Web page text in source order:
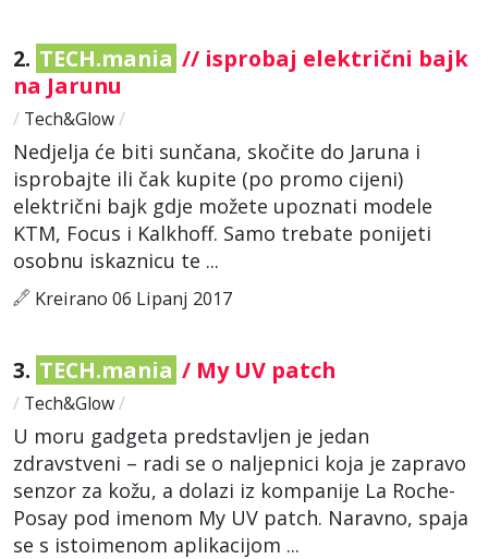
2. TECH.mania // isprobaj električni bajk
na Jarunu
/ Tech&Glow/
Nedjelja će biti sunčana, skočite do Jaruna i
isprobajte ili čak kupite (po promo cijeni)
električni bajk gdje možete upoznati modele
KTM, Focus i Kalkhoff. Samo trebate ponijeti
osobnu iskaznicu te ...
Kreirano 06 Lipanj 2017
3. TECH.mania / My UV patch
/ Tech&Glow/
U moru gadgeta predstavljen je jedan
zdravstveni – radi se o naljepnici koja je zapravo
senzor za kožu, a dolazi iz kompanije La Roche-
Posay pod imenom My UV patch. Naravno, spaja
se s istoimenom aplikacijom ...